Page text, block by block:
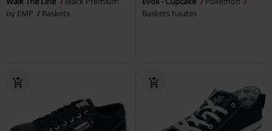
by EMP
Baskets
Baskets hautes